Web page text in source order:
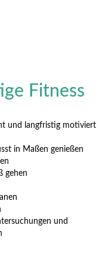
Fitness
und langfristig motiviert
in Maßen genießen
gehen
und